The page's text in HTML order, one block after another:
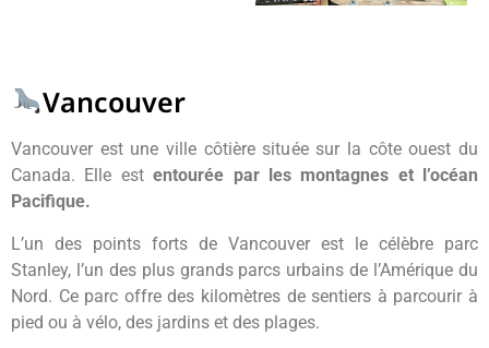
Vancouver
Vancouver est une ville côtière située sur la côte ouest du
Canada. Elle estentourée par les montagnes et l’océan
Pacifique.
L’un des points forts de Vancouver est le célèbre parc
Stanley, l’un des plus grands parcs urbains de l’Amérique du
Nord. Ce parc offre des kilomètres de sentiers à parcourir à
pied ou à vélo, des jardins et des plages.